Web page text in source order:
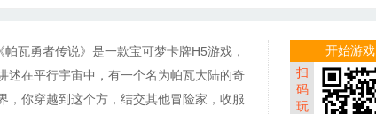
帕瓦勇者传说》是一款宝可梦卡牌H5游戏，
述在平行宇宙中，有一个名为帕瓦大陆的奇
，你穿越到这个方，结交其他冒险家，收服
开始游戏
扫
码
玩